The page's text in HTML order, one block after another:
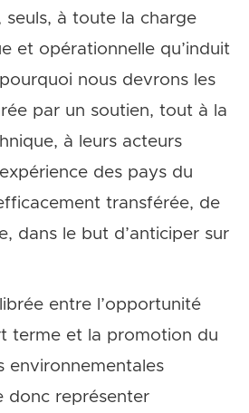
à toute la charge
et opérationnelle qu’induit
nous devrons les
par un soutien, tout à la
à leurs acteurs
des pays du
transférée, de
dans le but d’anticiper sur
entre l’opportunité
terme et la promotion du
environnementales
donc représenter